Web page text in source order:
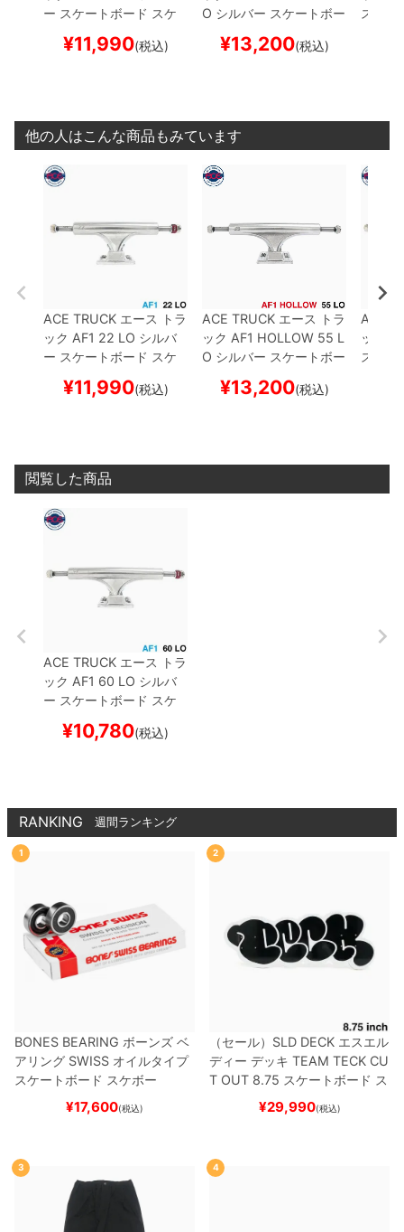
ー スケートボード スケ
¥11,990(税込)
O シルバー スケートボー
¥13,200(税込)
スケー
他の人はこんな商品もみています
ACE TRUCK エース
トラ
ック AF1 22 LO シルバ
ー スケートボード スケ
¥11,990(税込)
ACE TRUCK エース
トラ
ック AF1 HOLLOW 55 L
O シルバー スケートボー
¥13,200(税込)
ACE
ック
スケー
閲覧した商品
ACE TRUCK エース
トラ
ック AF1 60 LO シルバ
ー スケートボード スケ
¥10,780(税込)
RANKING 週間ランキング
1
BONES BEARING ボーンズ ベ
アリング SWISS オイルタイプ
スケートボード スケボー
¥17,600(税込)
2
（セール） SLD DECK エスエル
ディー デッキ TEAM TECK CU
T OUT 8.75 スケートボード ス
¥29,990(税込)
3 4